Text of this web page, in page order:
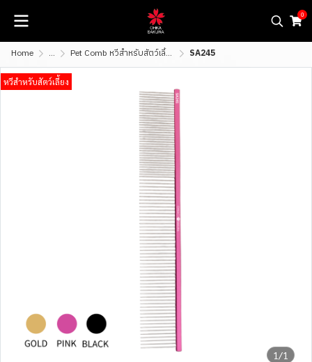
0
Home ... Pet Comb หวีสำหรับสัตว์เลี้ยง SA245
1/1
หวีสำหรับสัตว์เลี้ยง